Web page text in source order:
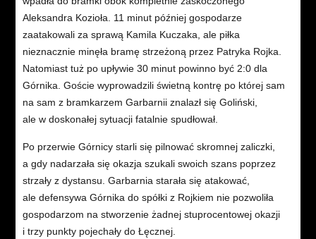
Aleksandra Kozioła. 11 minut później gospodarze
zaatakowali za sprawą Kamila Kuczaka, ale piłka
nieznacznie minęła bramę strzeżoną przez Patryka Rojka.
Natomiast tuż po upływie 30 minut powinno być 2:0 dla
Górnika. Goście wyprowadzili świetną kontrę po której sam
na sam z bramkarzem Garbarnii znalazł się Goliński,
ale w doskonałej sytuacji fatalnie spudłował.
Po przerwie Górnicy starli się pilnować skromnej zaliczki,
a gdy nadarzała się okazja szukali swoich szans poprzez
strzały z dystansu. Garbarnia starała się atakować,
ale defensywa Górnika do spółki z Rojkiem nie pozwoliła
gospodarzom na stworzenie żadnej stuprocentowej okazji
i trzy punkty pojechały do Łęcznej.